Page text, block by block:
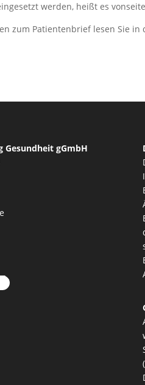
werden, heißt es
zum Patientenbrief lesen Sie in
Gesundheit gGmbH